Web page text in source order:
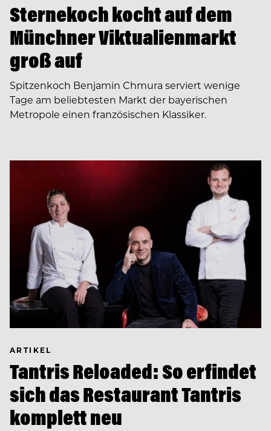
Sternekoch kocht auf dem
Münchner Viktualienmarkt
groß auf
Spitzenkoch Benjamin Chmura serviert wenige
Tage am beliebtesten Markt der bayerischen
Metropole einen französischen Klassiker.
ARTIKEL
Tantris Reloaded: So erfindet
sich das Restaurant Tantris
komplett neu